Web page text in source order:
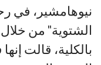
نيوهامشير، في
الشتوية" من
بالكلية، قالت